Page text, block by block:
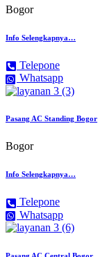
Bogor
Info Selengkapnya…
Telepone
Whatsapp
Pasang AC Standing Bogor
Bogor
Info Selengkapnya…
Telepone
Whatsapp